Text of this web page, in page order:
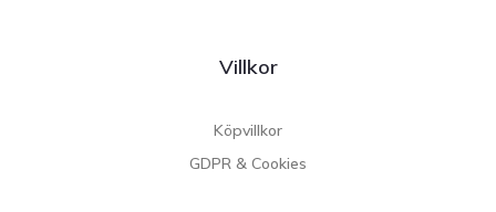
Villkor
Köpvillkor
GDPR & Cookies